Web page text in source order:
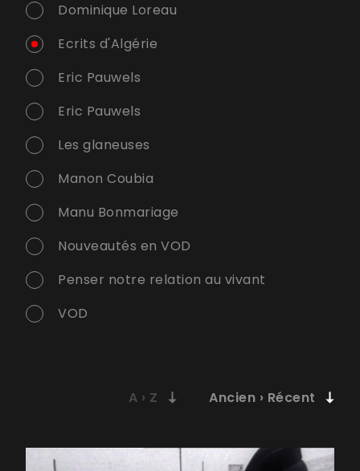
Dominique Loreau
Ecrits d'Algérie
Eric Pauwels
Eric Pauwels
Les glaneuses
Manon Coubia
Manu Bonmariage
Nouveautés en VOD
Penser notre relation au vivant
VOD